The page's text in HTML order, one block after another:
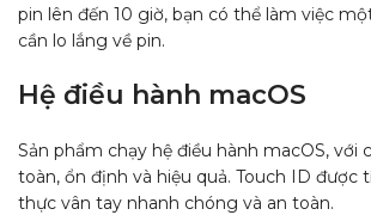
pin lên đến 10 giờ, bạn có thể làm việc
cần lo lắng về pin.
Hệ điều hành macOS
Sản phẩm chạy hệ điều hành macOS, với
toàn, ổn định và hiệu quả. Touch ID được
thực vân tay nhanh chóng và an toàn.